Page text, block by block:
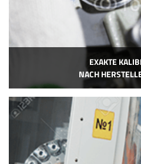
EXAKTE
NACH